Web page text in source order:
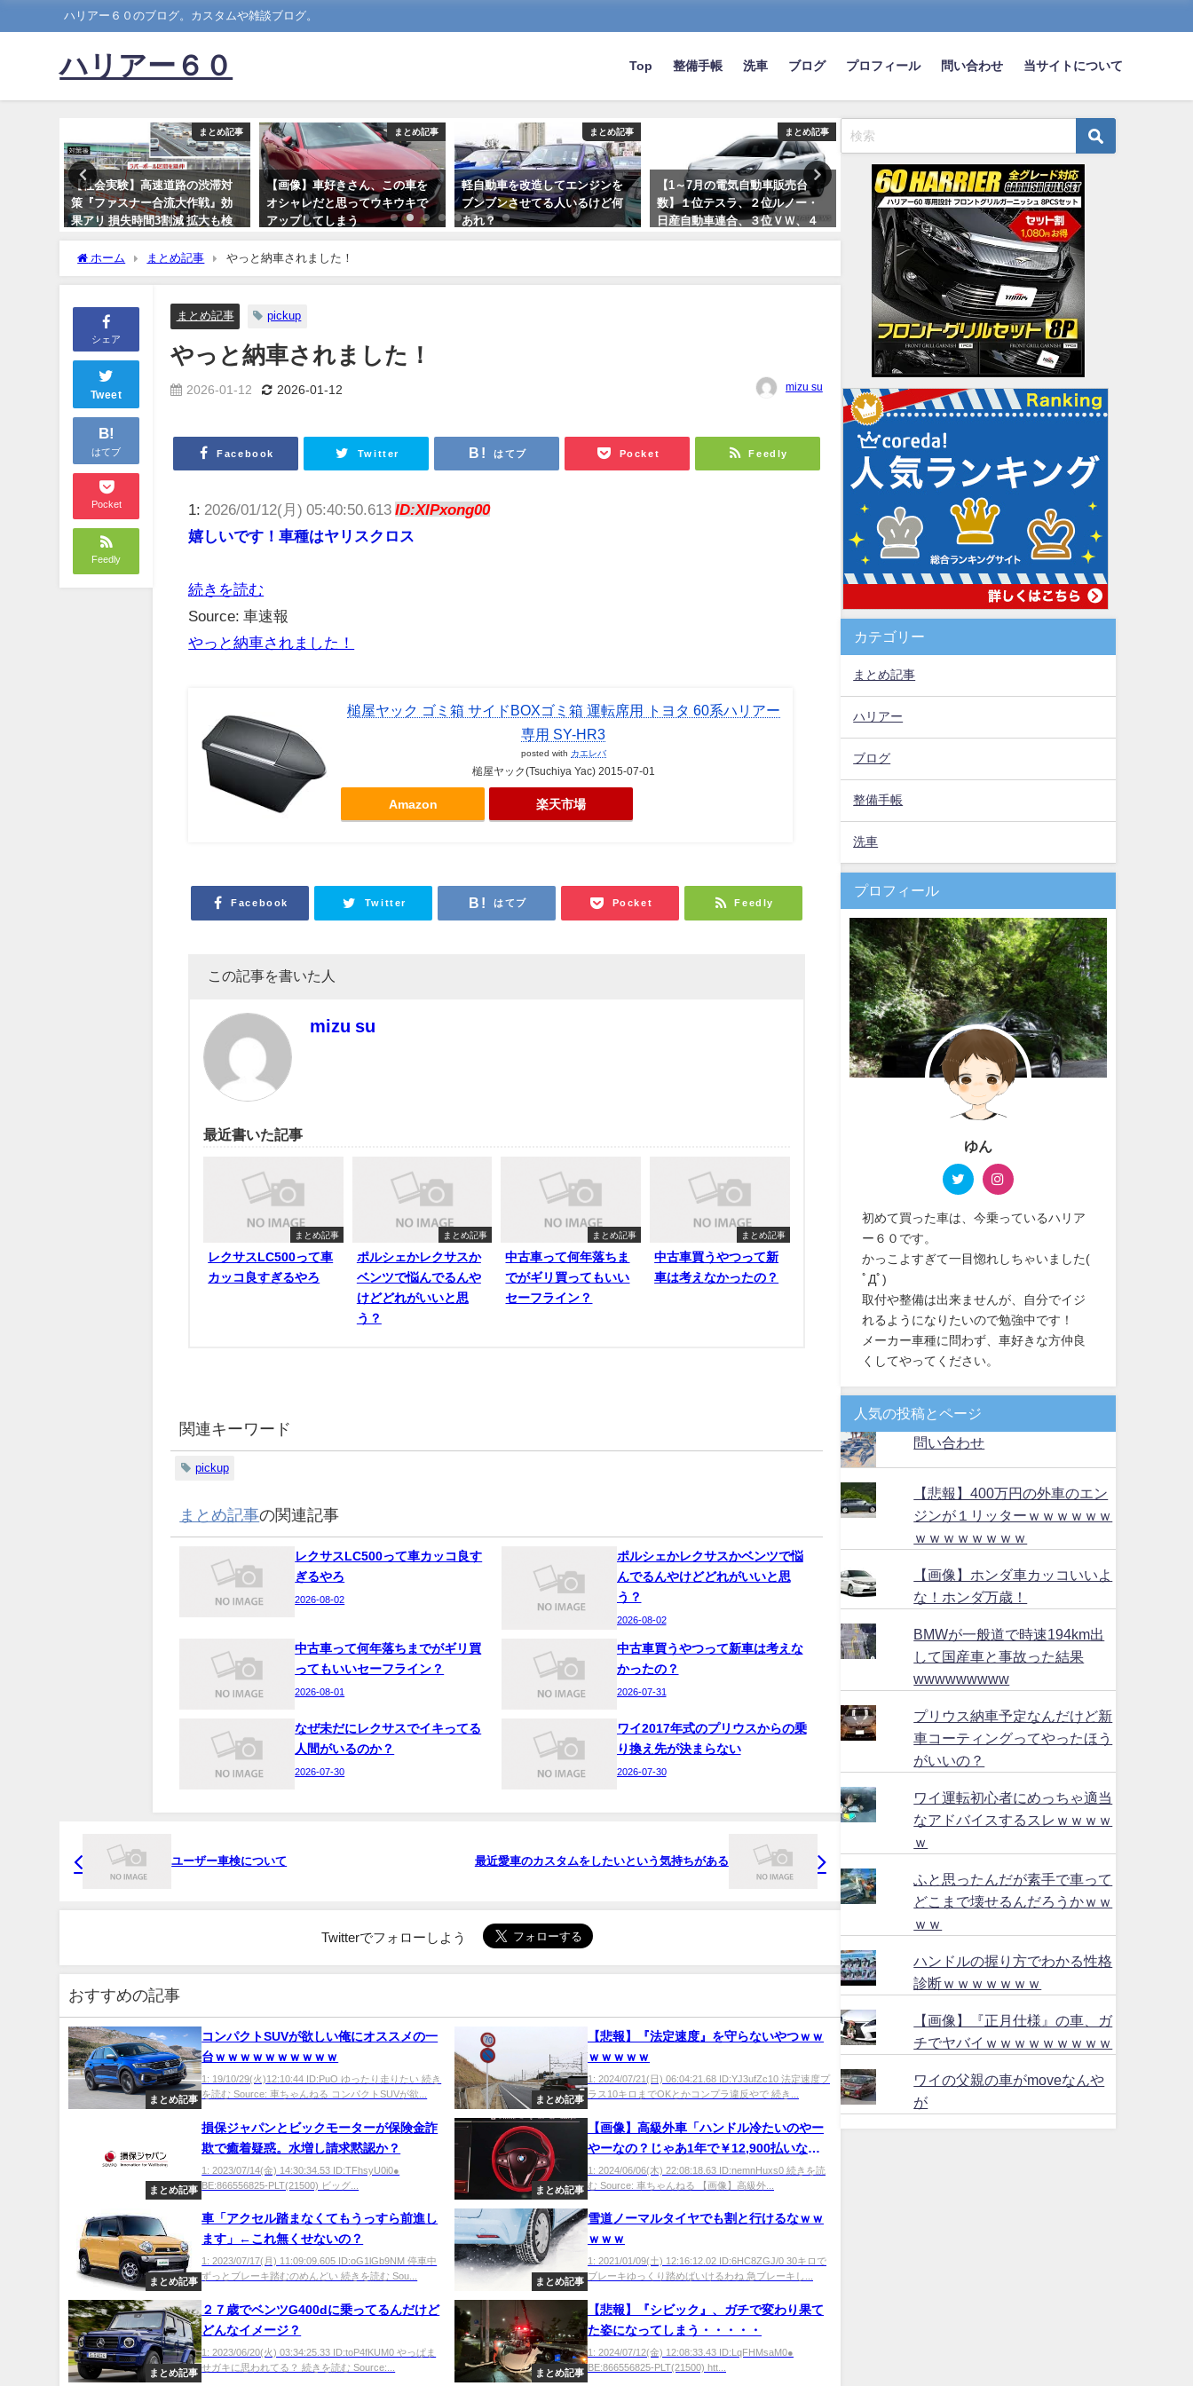
ハリアー６０のブログ。カスタムや雑談ブログ。
ハリアー６０ Top 整備手帳 洗車 ブログ プロフィール 問い合わせ 当サイトについて
まとめ記事
【社会実験】高速道路の渋滞対
策『ファスナー合流大作戦』効
果アリ 損失時間3割減 拡大も検
討
2020-03-01
まとめ記事
【画像】車好きさん、この車を
オシャレだと思ってウキウキで
アップしてしまう
まとめ記事
軽自動車を改造してエンジンを
ブンブンさせてる人いるけど何
あれ？
まとめ記事
【1～7月の電気自動車販売台
数】１位テスラ、２位ルノー・
日産自動車連合、３位ＶＷ、４
位現代起亜
煽り運転で前に車止めて降りて
何か言いに来る奴いるじゃん？
2024-04-01
身障者用駐車スペースに何
いベンツが停まってた
2023-08-04
ホーム まとめ記事 やっと納車されました！
シェア
Tweet
B!
はてブ
Pocket
Feedly
まとめ記事 pickup
やっと納車されました！
2026-01-12 2026-01-12 mizu su
Facebook Twitter はてブ Pocket Feedly
1: 2026/01/12(月) 05:40:50.613ID:XIPxong00
嬉しいです！車種はヤリスクロス
続きを読む
Source: 車速報
やっと納車されました！
槌屋ヤック ゴミ箱 サイドBOXゴミ箱 運転席用 トヨタ 60系ハリアー
専用 SY-HR3
posted with カエレバ
槌屋ヤック(Tsuchiya Yac) 2015-07-01
Amazon 楽天市場
Facebook Twitter はてブ Pocket Feedly
この記事を書いた人
mizu su
最近書いた記事
まとめ記事
レクサスLC500って車
カッコ良すぎるやろ
まとめ記事
ポルシェかレクサスか
ベンツで悩んでるんや
けどどれがいいと思
う？
まとめ記事
中古車って何年落ちま
でがギリ買ってもいい
セーフライン？
まとめ記事
中古車買うやつって新
車は考えなかったの？
関連キーワード
pickup
まとめ記事の関連記事
レクサスLC500って車カッコ良す
ぎるやろ
2026-08-02
ポルシェかレクサスかベンツで悩
んでるんやけどどれがいいと思
う？
2026-08-02
中古車って何年落ちまでがギリ買
ってもいいセーフライン？
2026-08-01
中古車買うやつって新車は考えな
かったの？
2026-07-31
なぜ未だにレクサスでイキってる
人間がいるのか？
2026-07-30
ワイ2017年式のプリウスからの乗
り換え先が決まらない
2026-07-30
ユーザー車検について 最近愛車のカスタムをしたいという気持ちがある
Twitterでフォローしよう
おすすめの記事
まとめ記事
コンパクトSUVが欲しい俺にオススメの一
台ｗｗｗｗｗｗｗｗｗｗ
1: 19/10/29(火)12:10:44 ID:PuO ゆったり走りたい 続き
を読む Source: 車ちゃんねる コンパクトSUVが欲...
まとめ記事
【悲報】『法定速度』を守らないやつｗｗ
ｗｗｗｗｗ
1: 2024/07/21(日) 06:04:21.68 ID:YJ3ufZc10 法定速度プ
ラス10キロまでOKとかコンプラ違反やで 続き...
まとめ記事
損保ジャパンとビックモーターが保険金詐
欺で癒着疑惑。水増し請求黙認か？
1: 2023/07/14(金) 14:30:34.53 ID:TFhsyU0i0●
BE:866556825-PLT(21500) ビッグ...
まとめ記事
【画像】高級外車「ハンドル冷たいのやー
やーなの？じゃあ1年で￥12,900払いなさ
いｗ」←これｗｗｗｗ
1: 2024/06/06(木) 22:08:18.63 ID:nemnHuxs0 続きを読
む Source: 車ちゃんねる 【画像】高級外...
まとめ記事
車「アクセル踏まなくてもうっすら前進し
ます」←これ無くせないの？
1: 2023/07/17(月) 11:09:09.605 ID:oG1lGb9NM 停車中
ずっとブレーキ踏むのめんどい 続きを読む Sou...
まとめ記事
雪道ノーマルタイヤでも割と行けるなｗｗ
ｗｗｗ
1: 2021/01/09(土) 12:16:12.02 ID:6HC8ZGJ/0 30キロで
ブレーキゆっくり踏めばいけるわね 急ブレーキし...
まとめ記事
２７歳でベンツG400dに乗ってるんだけど
どんなイメージ？
1: 2023/06/20(火) 03:34:25.33 ID:toP4fKUM0 やっぱま
せガキに思われてる？ 続きを読む Source:...
まとめ記事
【悲報】『シビック』、ガチで変わり果て
た姿になってしまう・・・・・
1: 2024/07/12(金) 12:08:33.43 ID:LqFHMsaM0●
BE:866556825-PLT(21500) htt...
カテゴリー
まとめ記事
ハリアー
ブログ
整備手帳
洗車
プロフィール
ゆん
初めて買った車は、今乗っているハリア
ー６０です。
かっこよすぎて一目惚れしちゃいました(
ﾟДﾟ)
取付や整備は出来ませんが、自分でイジ
れるようになりたいので勉強中です！
メーカー車種に問わず、車好きな方仲良
くしてやってください。
人気の投稿とページ
問い合わせ
【悲報】400万円の外車のエン
ジンが１リッターｗｗｗｗｗｗ
ｗｗｗｗｗｗｗｗ
【画像】ホンダ車カッコいいよ
な！ホンダ万歳！
BMWが一般道で時速194km出
して国産車と事故った結果
wwwwwwwww
プリウス納車予定なんだけど新
車コーティングってやったほう
がいいの？
ワイ運転初心者にめっちゃ適当
なアドバイスするスレｗｗｗｗ
ｗ
ふと思ったんだが素手で車って
どこまで壊せるんだろうかｗｗ
ｗｗ
ハンドルの握り方でわかる性格
診断ｗｗｗｗｗｗｗ
【画像】『正月仕様』の車、ガ
チでヤバイｗｗｗｗｗｗｗｗｗ
ワイの父親の車がmoveなんや
が